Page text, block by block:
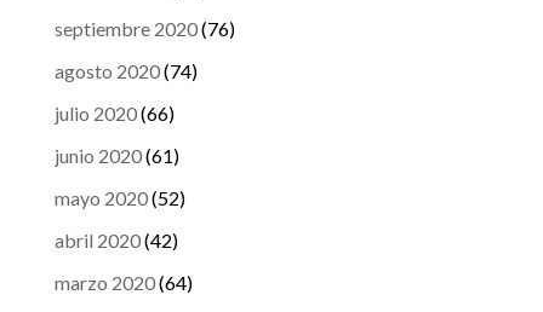
septiembre 2020(76)
agosto 2020(74)
julio 2020(66)
junio 2020(61)
mayo 2020(52)
abril 2020(42)
marzo 2020(64)